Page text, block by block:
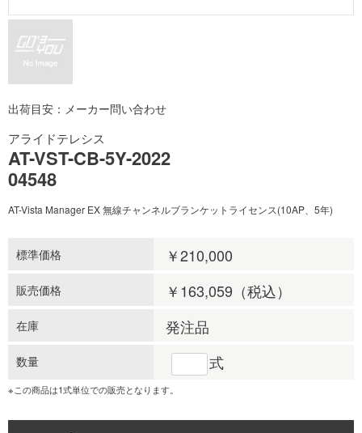
出荷目安：メーカー問い合わせ
アライドテレシス
AT-VST-CB-5Y-2022
04548
AT-Vista Manager EX 無線チャンネルブランケットライセンス(10AP、5年)
標準価格 ￥210,000
販売価格 ￥163,059 （税込）
在庫 発注品
数量 式
※この商品は1式単位での販売となります。